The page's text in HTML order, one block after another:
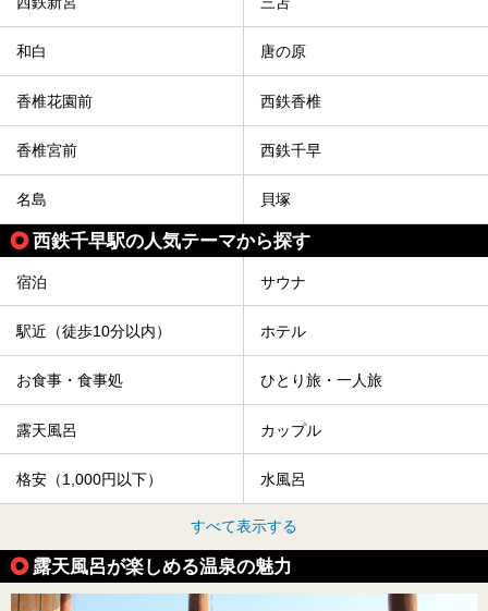
和白 唐の原
香椎花園前 西鉄香椎
香椎宮前 西鉄千早
名島 貝塚
西鉄千早駅の人気テーマから探す
宿泊 サウナ
駅近（徒歩10分以内） ホテル
お食事・食事処 ひとり旅・一人旅
露天風呂 カップル
格安（1,000円以下） 水風呂
すべて表示する
露天風呂が楽しめる温泉の魅力